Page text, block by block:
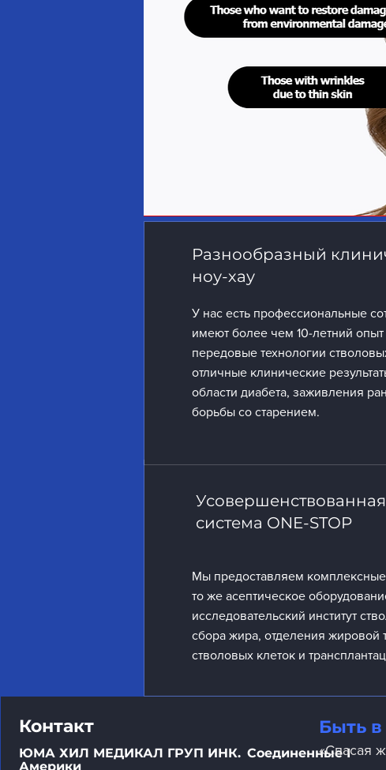
Усовершенствованная
система ONE-STOP
Мы предоставляем комплексные
то же асептическое
исследовательский институт
сбора жира, отделения жировой
стволовых клеток и
Разнообразный
ноу-хау
У нас есть профессиональные
имеют более чем 10-летний
передовые технологии
отличные клинические
области диабета, заживления
борьбы со старением.
Контакт
ЮМА ХИЛ МЕДИКАЛ ГРУП ИНК. Соединенные
Америки
Быть в
«Спасая